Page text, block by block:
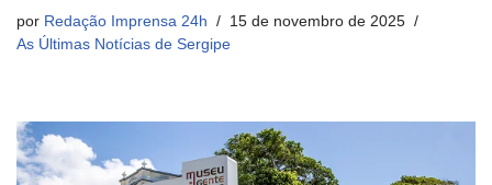
por Redação Imprensa 24h
15 de novembro de 2025
As Últimas Notícias de Sergipe